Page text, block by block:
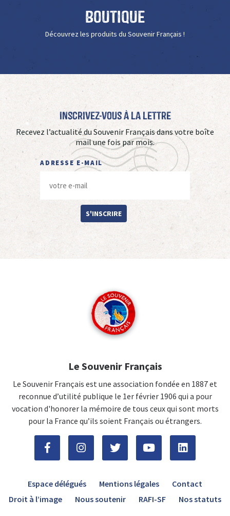
Boutique
Découvrez les produits du Souvenir Français !
Inscrivez-vous à La Lettre
Recevez l’actualité du Souvenir Français dans votre boîte
mail une fois par mois.
ADRESSE E-MAIL
S'INSCRIRE
Le Souvenir Français
Le Souvenir Français est une association fondée en 1887 et
reconnue d’utilité publique le 1er février 1906 qui a pour
vocation d'honorer la mémoire de tous ceux qui sont morts
pour la France qu’ils soient Français ou étrangers.
Espace délégués Mentions légales
Contact
Droit à l’image
Nous soutenir RAFI-SF Nos statuts